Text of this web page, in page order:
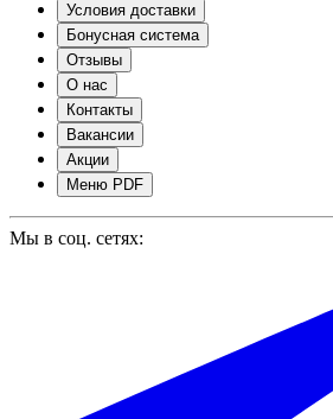
Условия доставки
Бонусная система
Отзывы
О нас
Контакты
Вакансии
Акции
Меню PDF
Мы в соц. сетях: